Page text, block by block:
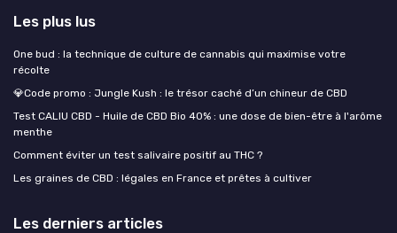
Les plus lus
One bud : la technique de culture de cannabis qui maximise votre
récolte
💎Code promo : Jungle Kush : le trésor caché d’un chineur de CBD
Test CALIU CBD - Huile de CBD Bio 40% : une dose de bien-être à l'arôme
menthe
Comment éviter un test salivaire positif au THC ?
Les graines de CBD : légales en France et prêtes à cultiver
Les derniers articles